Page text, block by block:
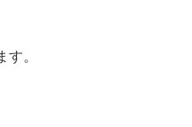
。